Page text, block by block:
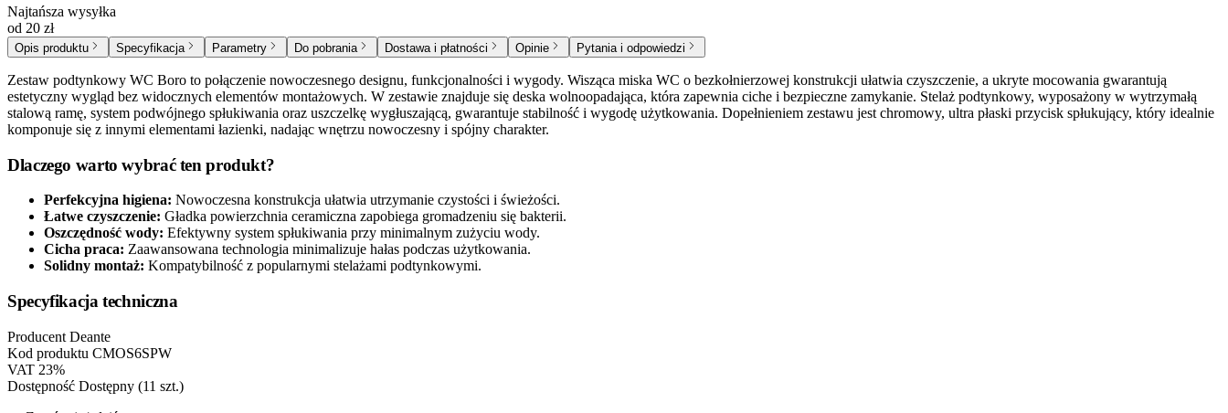
Najtańsza wysyłka
od 20 zł
Opis produktu Specyfikacja Parametry Do pobrania Dostawa i płatności Opinie Pytania i odpowiedzi
Zestaw podtynkowy WC Boro to połączenie nowoczesnego designu, funkcjonalności i wygody. Wisząca miska WC o bezkołnierzowej konstrukcji ułatwia czyszczenie, a ukryte mocowania gwarantują
estetyczny wygląd bez widocznych elementów montażowych. W zestawie znajduje się deska wolnoopadająca, która zapewnia ciche i bezpieczne zamykanie. Stelaż podtynkowy, wyposażony w wytrzymałą
stalową ramę, system podwójnego spłukiwania oraz uszczelkę wygłuszającą, gwarantuje stabilność i wygodę użytkowania. Dopełnieniem zestawu jest chromowy, ultra płaski przycisk spłukujący, który idealnie
komponuje się z innymi elementami łazienki, nadając wnętrzu nowoczesny i spójny charakter.
Dlaczego warto wybrać ten produkt?
Perfekcyjna higiena: Nowoczesna konstrukcja ułatwia utrzymanie czystości i świeżości.
Łatwe czyszczenie: Gładka powierzchnia ceramiczna zapobiega gromadzeniu się bakterii.
Oszczędność wody: Efektywny system spłukiwania przy minimalnym zużyciu wody.
Cicha praca: Zaawansowana technologia minimalizuje hałas podczas użytkowania.
Solidny montaż: Kompatybilność z popularnymi stelażami podtynkowymi.
Specyfikacja techniczna
Producent Deante
Kod produktu CMOS6SPW
VAT 23%
Dostępność Dostępny (11 szt.)